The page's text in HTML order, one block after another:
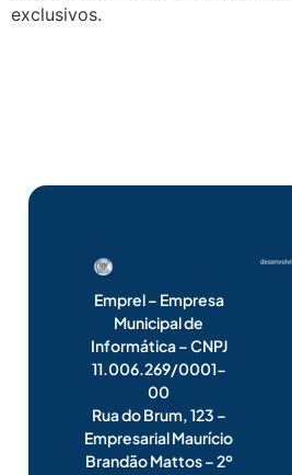
exclusivos.
Emprel – Empresa
Municipal de
Informática – CNPJ
11.006.269/0001-
00
Rua do Brum, 123 –
Empresarial Maurício
Brandão Mattos – 2º